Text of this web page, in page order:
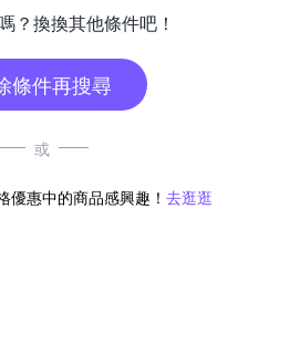
？換換其他條件吧！
條件再搜尋
或
優惠中的商品感興趣！ 去逛逛